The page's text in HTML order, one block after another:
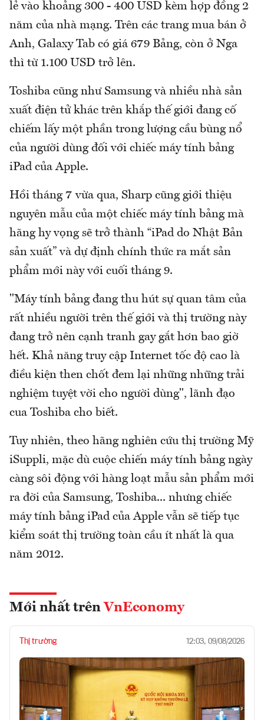
lẻ vào khoảng 300 - 400 USD kèm hợp đồng 2
năm của nhà mạng. Trên các trang mua bán ở
Anh, Galaxy Tab có giá 679 Bảng, còn ở Nga
thì từ 1.100 USD trở lên.
Toshiba cũng như Samsung và nhiều nhà sản
xuất điện tử khác trên khắp thế giới đang cố
chiếm lấy một phần trong lượng cầu bùng nổ
của người dùng đối với chiếc máy tính bảng
iPad của Apple.
Hồi tháng 7 vừa qua, Sharp cũng giới thiệu
nguyên mẫu của một chiếc máy tính bảng mà
hãng hy vọng sẽ trở thành “iPad do Nhật Bản
sản xuất” và dự định chính thức ra mắt sản
phẩm mới này với cuối tháng 9.
"Máy tính bảng đang thu hút sự quan tâm của
rất nhiều người trên thế giới và thị trường này
đang trở nên cạnh tranh gay gắt hơn bao giờ
hết. Khả năng truy cập Internet tốc độ cao là
điều kiện then chốt đem lại những những trải
nghiệm tuyệt vời cho người dùng", lãnh đạo
cua Toshiba cho biết.
Tuy nhiên, theo hãng nghiên cứu thị trường Mỹ
iSuppli, mặc dù cuộc chiến máy tính bảng ngày
càng sôi động với hàng loạt mẫu sản phẩm mới
ra đời của Samsung, Toshiba... nhưng chiếc
máy tính bảng iPad của Apple vẫn sẽ tiếp tục
kiểm soát thị trường toàn cầu ít nhất là qua
năm 2012.
Mới nhất trên VnEconomy
Thị trường 12:03, 09/08/2026